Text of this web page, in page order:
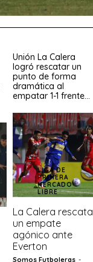
Unión La Calera
logró rescatar un
punto de forma
dramática al
empatar 1-1 frente...
LIGA DE
PRIMERA
MERCADO
LIBRE
La Calera rescata
un empate
agónico ante
Everton
Somos Futboleras -